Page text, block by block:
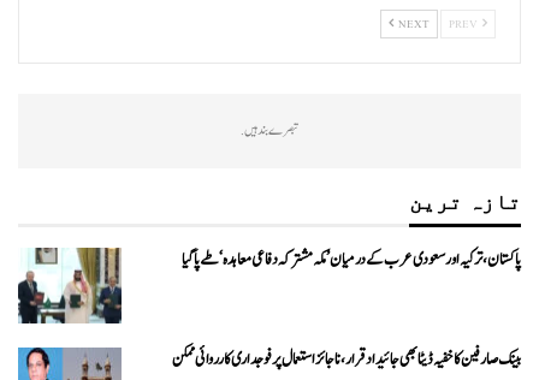
NEXT
تبصرے بند ہیں.
تازہ ترین
پاکستان، ترکیہ اور سعودی عرب کے درمیان ’مکہ مشترکہ دفاعی معاہدہ‘ طے پا گیا
بینک صارفین کا خفیہ ڈیٹا بھی جائیداد قرار، ناجائز استعمال پر فوجداری کارروائی ممکن